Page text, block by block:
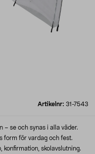
Artikelnr: 31-7543
– se och synas i alla väder.
form för vardag och fest.
skolavslutning.